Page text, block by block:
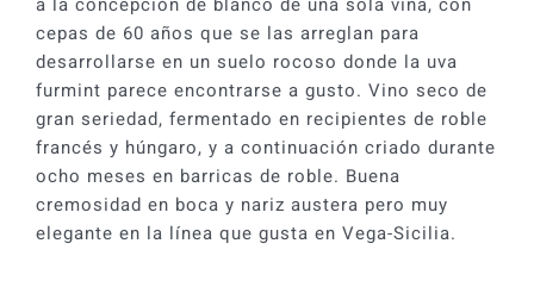
cepas de 60 años que se las arreglan para
desarrollarse en un suelo rocoso donde la uva
furmint parece encontrarse a gusto. Vino seco de
gran seriedad, fermentado en recipientes de roble
francés y húngaro, y a continuación criado durante
ocho meses en barricas de roble. Buena
cremosidad en boca y nariz austera pero muy
elegante en la línea que gusta en Vega-Sicilia.